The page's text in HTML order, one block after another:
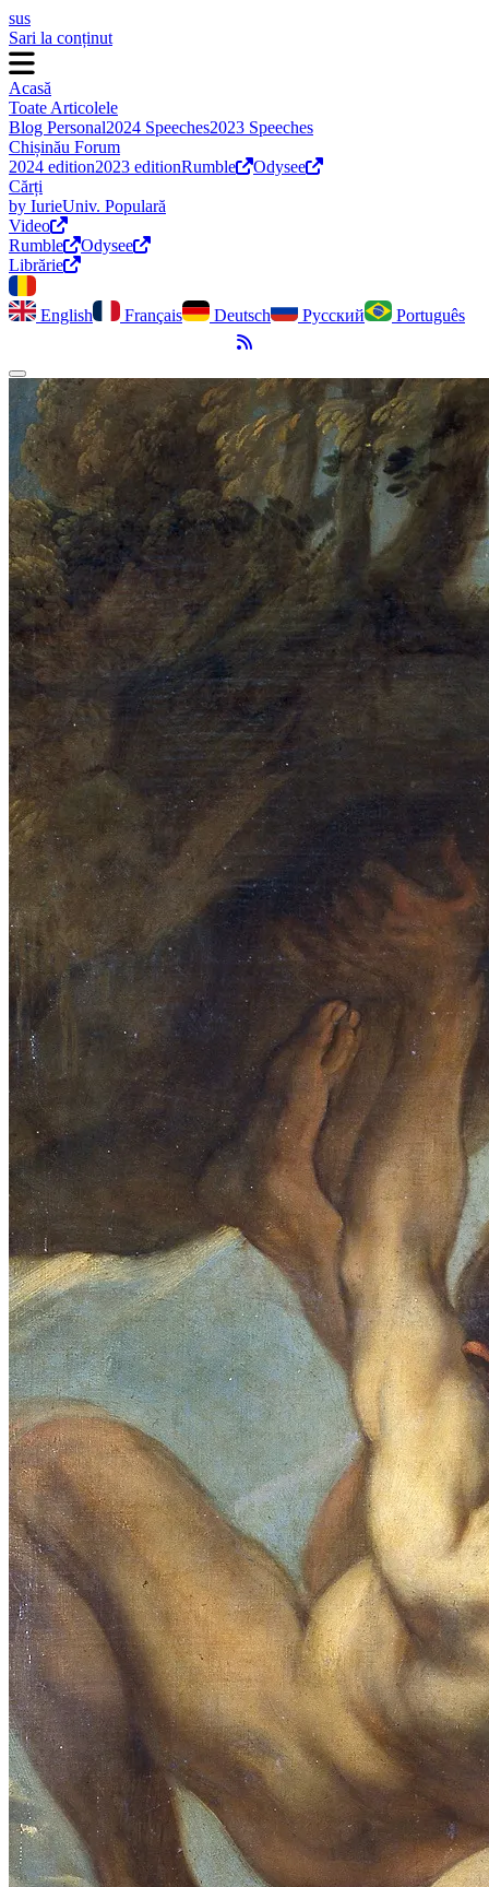
sus
Sari la conținut
Acasă
Toate Articolele
Blog Personal2024 Speeches2023 Speeches
Chișinău Forum
2024 edition2023 editionRumble
Odysee
Cărți
by IurieUniv. Populară
Video
Rumble
Odysee
Librărie
English Français Deutsch Русский
Português
Flux RSS
Comută modul întunecat